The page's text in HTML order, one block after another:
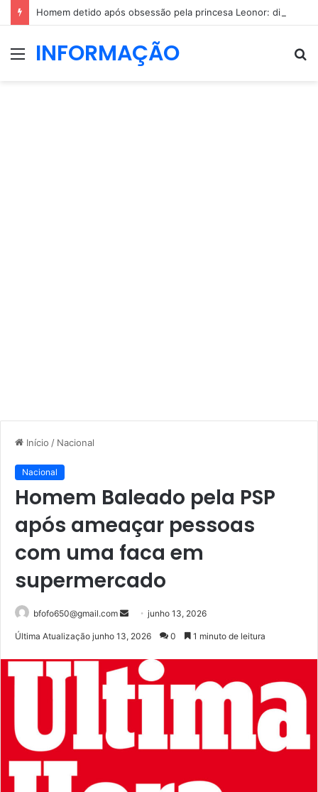
MenuINFORMAÇÃO
Início / Nacional
Nacional
Homem Baleado pela PSP
após ameaçar pessoas
com uma faca em
supermercado
bfofo650@gmail.com
Mande
mail
junho 13, 2026
Última Atualização junho 13, 2026 0 1 minuto de leitura